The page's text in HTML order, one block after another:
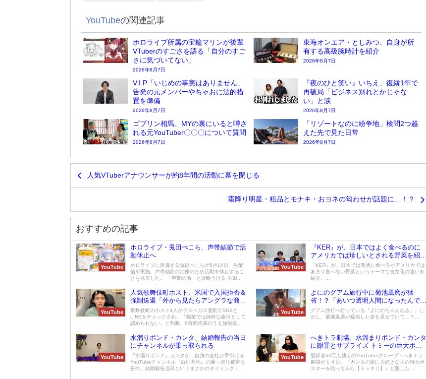
YouTubeの関連記事
ホロライブ所属の宝鐘マリンが後輩
VTuberのすごさを語る「自分のすご
さに気づいてない」
2026年8月7日
東海オンエア・としみつ、自身が所
有する高級腕時計を紹介
2026年8月7日
V.I.P「いじめの事実はありません」
告発の元メンバーやちゃおに法的措
置を準備
2026年8月7日
『夜のひと笑い』いちえ、復縁1年で
再破局「ビジネス別れとかじゃな
い」と涙
2026年8月7日
ゴブリン相馬、MYの裏にいると噂さ
れる元YouTuber〇〇〇について質問
2026年8月7日
「リゾートなのに紛争地」検問2つ越
えた先で見た日常
2026年8月7日
人気VTuberアナウンサーが約8年間の活動に幕を閉じる
霜降り明星・粗品とモナキ・おヨネの匂わせが話題に…！？
おすすめの記事
YouTube
ホロライブ・兎田ぺこら、声帯結節で活
動休止へ
ホロライブに所属する兎田ぺこらが5月14日、生配
信を実施。声帯結節の治療のため活動を休止するこ
とを発表した。 「声帯結節」と診断うける 兎田...
YouTube
『KER』が、日本ではよく食べるのに
アメリカでは珍しいとされる野菜を紹
介！もやしが一袋500円台？！
『KER』が、日本では普通に食べるがアメリカでは
あまり食べない野菜というテーマで食文化の違いを
紹介。...
YouTube
人気歌舞伎町ホスト、米国で入国拒否＆
強制送還「外から見たらアングラな商売
なんだな」
歌舞伎町のホスト4人がラスベガス渡航でSNSと
LINEをチェックされ、「職業では純粋な旅行として
認められない」と判断。8時間拘束のうえ強制送...
YouTube
よにのグアム旅行中に菊池風磨が猛
省！？「あいつ透明人間になったんです
か？」
グアム旅行へ行っている『よにのちゃんねる』。し
かし、菊池風磨が猛省した姿を見せていて…？...
YouTube
水溜りボンド・カンタ、結婚報告の当日
にチャンネルが乗っ取られる
『水溜りボンド』カンタが、自身の会社が手掛ける
YouTubeチャンネル『白い基地』の乗っ取り被害を
告白。結婚報告当日というまさかのタイミング...
YouTube
へきトラ劇場、水溜まりボンド・カンタ
に謝罪とサプライズ トミーの巨大ポス
ターをプレゼント
登録者60万人越えのYouTuberグループ・へきトラ
劇場が１４日、『カンタの家に大好きな人の特大ポ
スターを貼ってみた【ドッキリ】』と題した...